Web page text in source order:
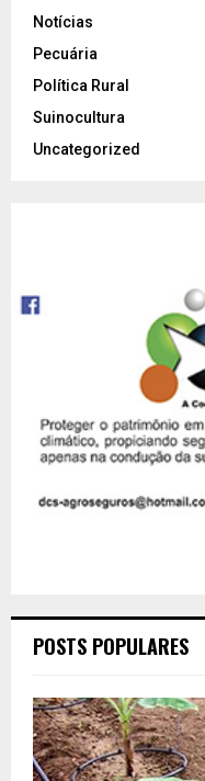
Notícias
Pecuária
Política Rural
Suinocultura
Uncategorized
POSTS POPULARES